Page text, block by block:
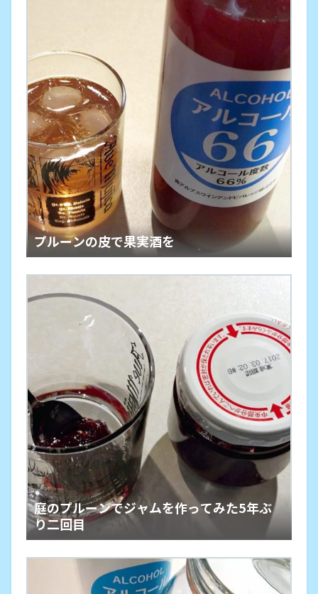
プルーンの皮で果実酒を
庭のプルーンでジャムを作ってみた5年ぶ
り二回目